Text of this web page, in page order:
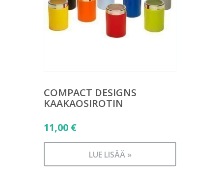
COMPACT DESIGNS
KAAKAOSIROTIN
11,00 €
LUE LISÄÄ »